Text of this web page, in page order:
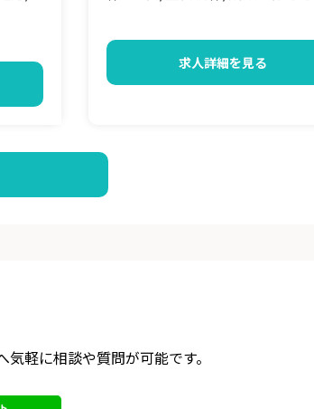
求人詳細を見る
軽に相談や質問が可能です。